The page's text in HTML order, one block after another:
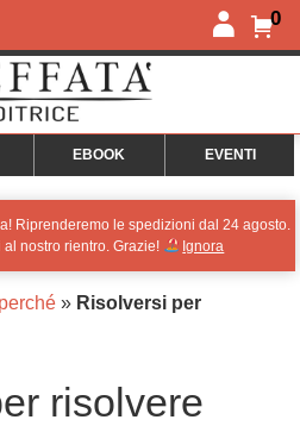
0
EBOOK EVENTI
Riprenderemo le spedizioni dal 24 agosto.
nostro rientro. Grazie!
Ignora
» Risolversi per
risolvere